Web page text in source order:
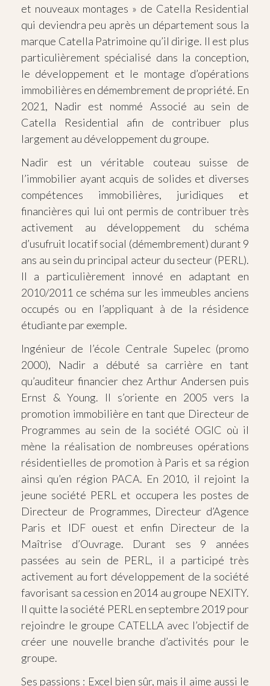
et nouveaux montages » de Catella Residential
qui deviendra peu après un département sous la
marque Catella Patrimoine qu’il dirige. Il est plus
particulièrement spécialisé dans la conception,
le développement et le montage d’opérations
immobilières en démembrement de propriété. En
2021, Nadir est nommé Associé au sein de
Catella Residential afin de contribuer plus
largement au développement du groupe.
Nadir est un véritable couteau suisse de
l’immobilier ayant acquis de solides et diverses
compétences immobilières, juridiques et
financières qui lui ont permis de contribuer très
activement au développement du schéma
d’usufruit locatif social (démembrement) durant 9
ans au sein du principal acteur du secteur (PERL).
Il a particulièrement innové en adaptant en
2010/2011 ce schéma sur les immeubles anciens
occupés ou en l’appliquant à de la résidence
étudiante par exemple.
Ingénieur de l’école Centrale Supelec (promo
2000), Nadir a débuté sa carrière en tant
qu’auditeur financier chez Arthur Andersen puis
Ernst & Young. Il s’oriente en 2005 vers la
promotion immobilière en tant que Directeur de
Programmes au sein de la société OGIC où il
mène la réalisation de nombreuses opérations
résidentielles de promotion à Paris et sa région
ainsi qu’en région PACA. En 2010, il rejoint la
jeune société PERL et occupera les postes de
Directeur de Programmes, Directeur d’Agence
Paris et IDF ouest et enfin Directeur de la
Maîtrise d’Ouvrage. Durant ses 9 années
passées au sein de PERL, il a participé très
activement au fort développement de la société
favorisant sa cession en 2014 au groupe NEXITY.
Il quitte la société PERL en septembre 2019 pour
rejoindre le groupe CATELLA avec l’objectif de
créer une nouvelle branche d’activités pour le
groupe.
Ses passions : Excel bien sûr, mais il aime aussi le